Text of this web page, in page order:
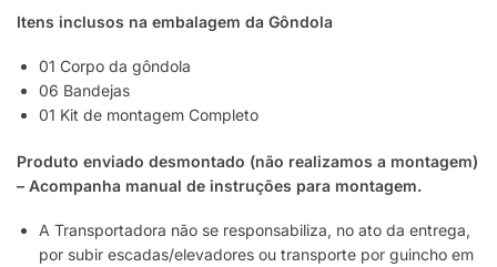
Itens inclusos na embalagem da Gôndola
01 Corpo da gôndola
06 Bandejas
01 Kit de montagem Completo
Produto enviado desmontado (não realizamos a montagem)
– Acompanha manual de instruções para montagem.
A Transportadora não se responsabiliza, no ato da entrega,
por subir escadas/elevadores ou transporte por guincho em